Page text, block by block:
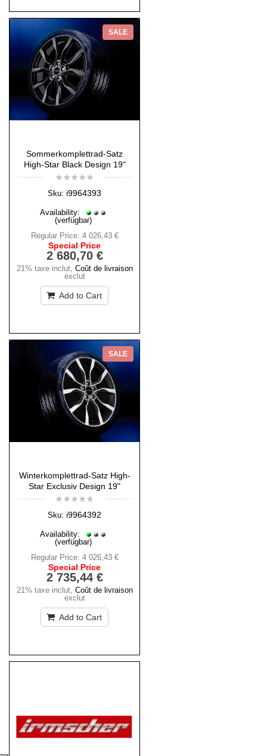
SALE
Sommerkomplettrad-Satz
High-Star Black Design 19"
Sku: i9964393
Availability:
(verfügbar)
Regular Price: 4 026,43 €
Special Price
2 680,70 €
21% taxe inclut, Coût de livraison
exclut
Add to Cart
SALE
Winterkomplettrad-Satz High-
Star Exclusiv Design 19"
Sku: i9964392
Availability:
(verfügbar)
Regular Price: 4 026,43 €
Special Price
2 735,44 €
21% taxe inclut, Coût de livraison
exclut
Add to Cart